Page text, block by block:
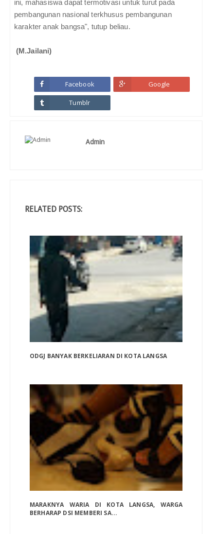
ini, mahasiswa dapat termotivasi untuk turut pada
pembangunan nasional terkhusus pembangunan
karakter anak bangsa", tutup beliau.
(M.Jailani)
Facebook Google
Tumblr
Admin
RELATED POSTS:
ODGJ BANYAK BERKELIARAN DI KOTA LANGSA
MARAKNYA WARIA DI KOTA LANGSA, WARGA
BERHARAP DSI MEMBERI SA...